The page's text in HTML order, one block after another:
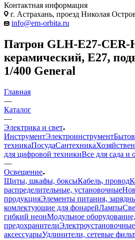
Контактная информация
г. Астрахань, проезд Николая
info@em-orbita.ru
Патрон GLH-E27-CER-
керамический, Е27,
1/400 General
Главная
—
Каталог
—
Электрика и свет
ИнструментЭлектроинструмент
техникаПосудаСантехника
для цифровой техникиВсе для сада и
—
Освещение
Щиты, шкафы, боксыКабель, провод
распределительные, установочные
продукцияЭлементы питания,
комлектующие для фонарейЛампы
гибкий неонМодульное
предохранители
аксессуарыУдлинители, сетевые